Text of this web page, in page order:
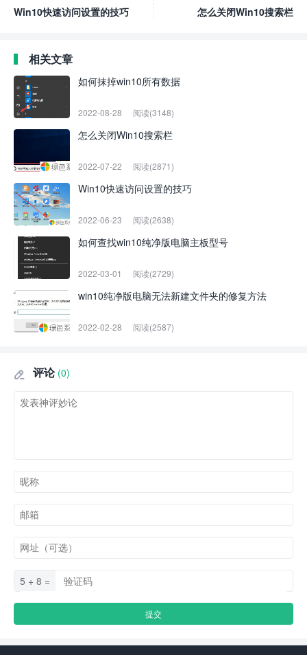
Win10快速访问设置的技巧
怎么关闭Win10搜索栏
相关文章
如何抹掉win10所有数据
2022-08-28 阅读(3148)
怎么关闭Win10搜索栏
2022-07-22 阅读(2871)
Win10快速访问设置的技巧
2022-06-23 阅读(2638)
如何查找win10纯净版电脑主板型号
2022-03-01 阅读(2729)
win10纯净版电脑无法新建文件夹的修复方法
2022-02-28 阅读(2587)
 评论 (0)
5 + 8 =